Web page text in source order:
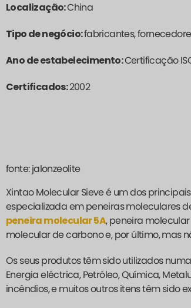
Localização:China
Tipo de negócio:fabricantes,
Ano de estabelecimento:Certificação ISO
Certificados:2002
fonte: jalonzeolite
Xintao Molecular Sieve é um dos
especializada em peneiras moleculares
peneira molecular 5A, peneira molecular
molecular de carbono e, por último, mas
Os seus produtos têm sido utilizados
Energia eléctrica, Petróleo, Química,
incêndios, e muitos outros itens têm sido